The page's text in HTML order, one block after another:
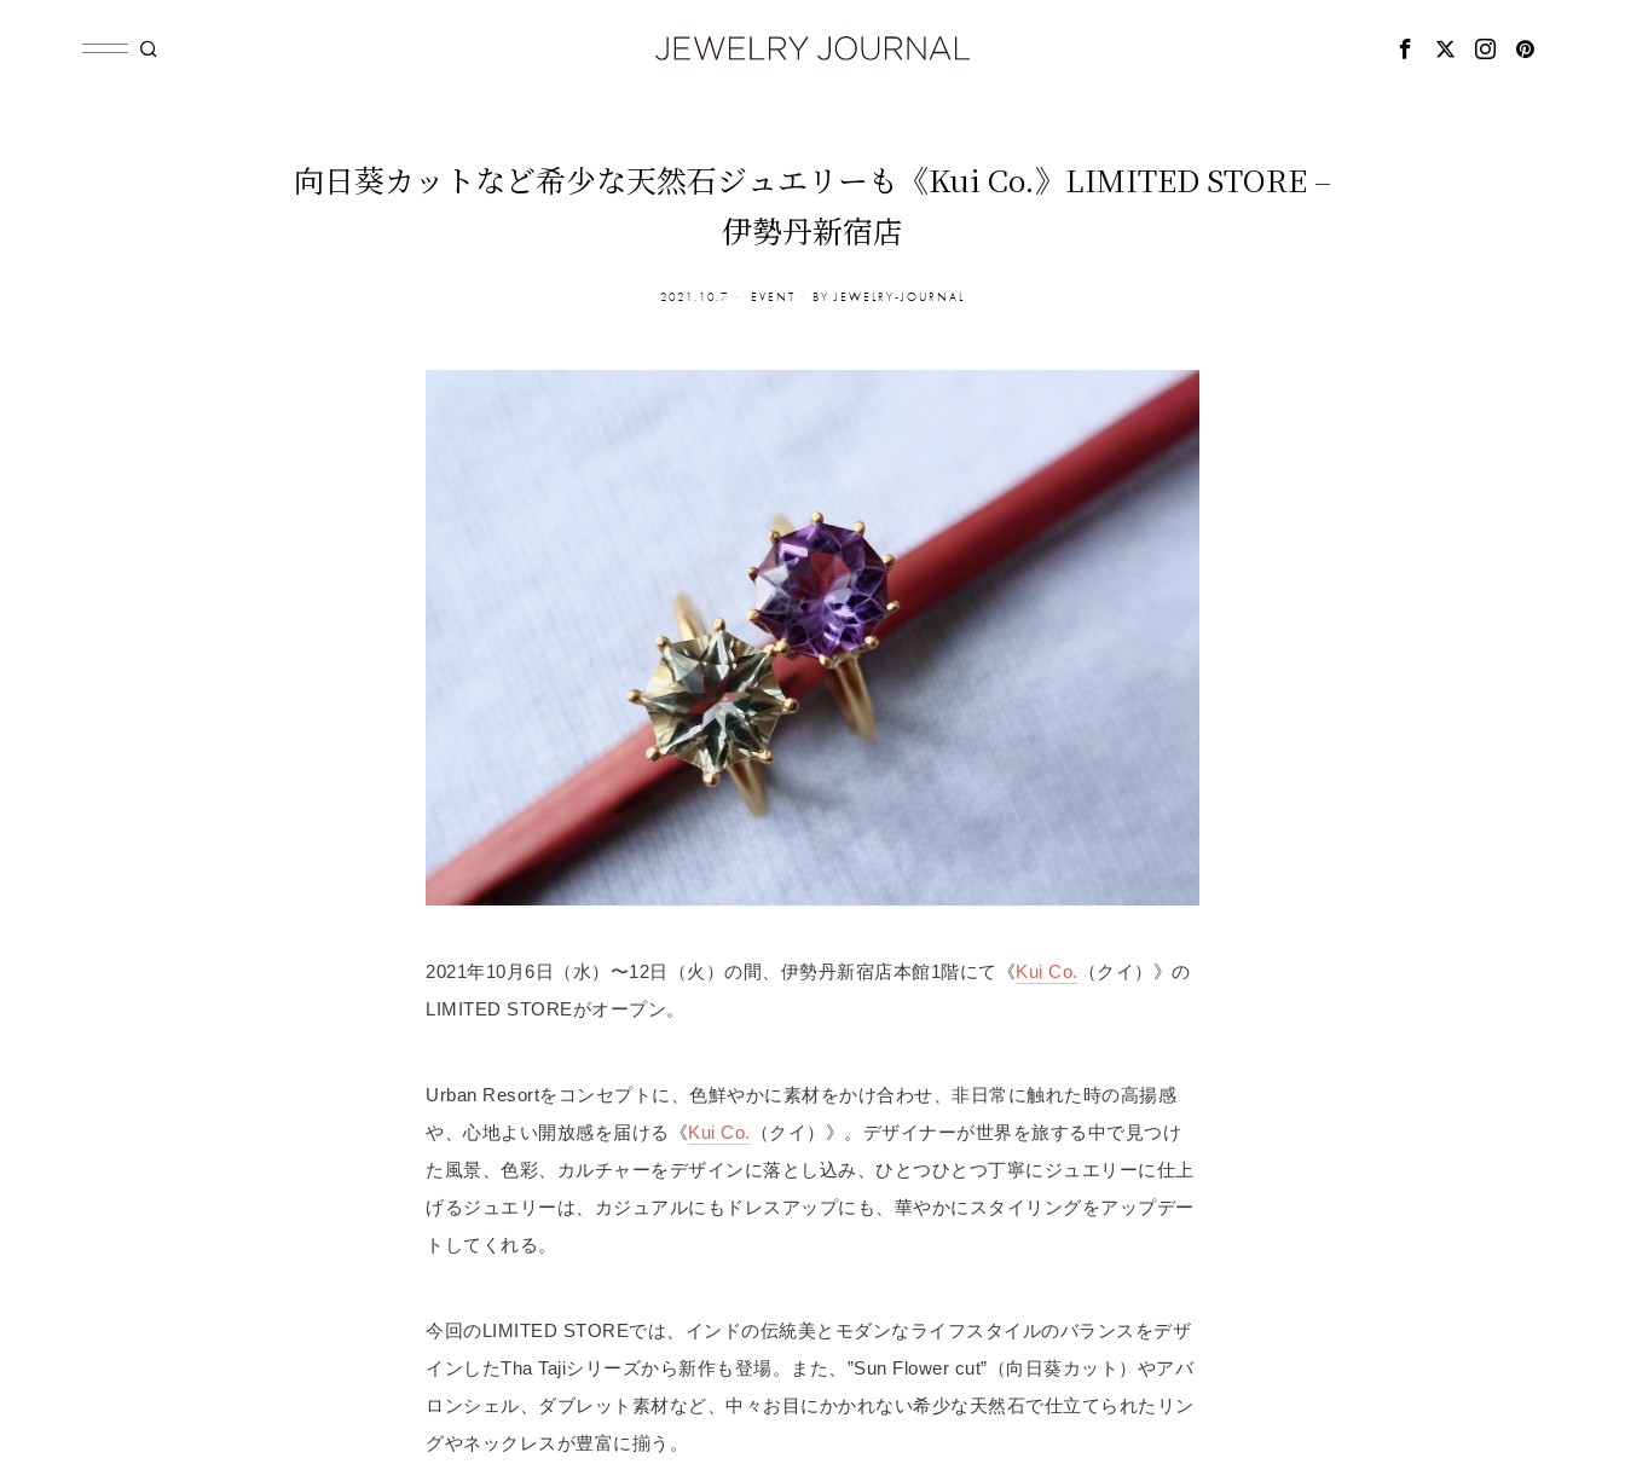
向日葵カットなど希少な天然石ジュエリーも《Kui Co.》LIMITED STORE –
伊勢丹新宿店
2021.10.7 EVENT BY JEWELRY-JOURNAL
2021年10月6日（水）〜12日（火）の間、伊勢丹新宿店本館1階にて《Kui Co. （クイ）》の
LIMITED STOREがオープン。
Urban Resortをコンセプトに、色鮮やかに素材をかけ合わせ、非日常に触れた時の高揚感
や、心地よい開放感を届ける《Kui Co. （クイ）》。デザイナーが世界を旅する中で見つけ
た風景、色彩、カルチャーをデザインに落とし込み、ひとつひとつ丁寧にジュエリーに仕上
げるジュエリーは、カジュアルにもドレスアップにも、華やかにスタイリングをアップデー
トしてくれる。
今回のLIMITED STOREでは、インドの伝統美とモダンなライフスタイルのバランスをデザ
インしたTha Tajiシリーズから新作も登場。また、”Sun Flower cut”（向日葵カット）やアバ
ロンシェル、ダブレット素材など、中々お目にかかれない希少な天然石で仕立てられたリン
グやネックレスが豊富に揃う。